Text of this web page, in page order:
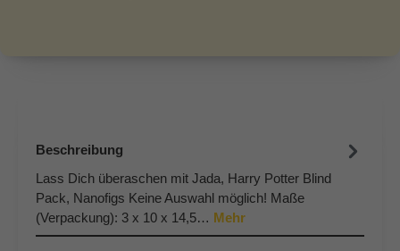
Beschreibung
Lass Dich überaschen mit Jada, Harry Potter Blind
Pack, Nanofigs Keine Auswahl möglich! Maße
(Verpackung): 3 x 10 x 14,5… Mehr